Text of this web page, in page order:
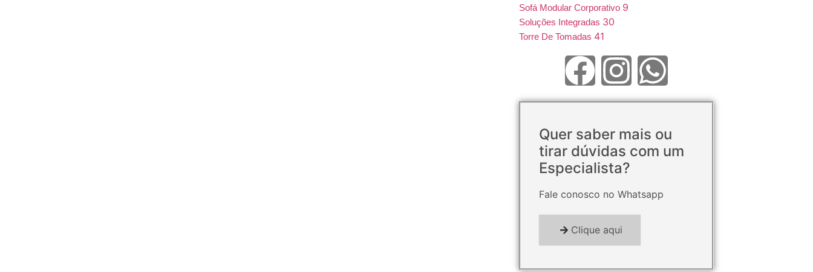
Sofá Modular Corporativo 9
Soluções Integradas 30
Torre De Tomadas 41
Quer saber mais ou
tirar dúvidas com um
Especialista?
Fale conosco no Whatsapp
Clique aqui